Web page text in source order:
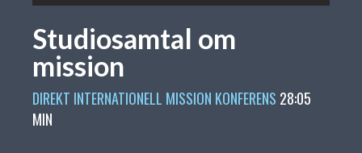
Studiosamtal om
mission
DIREKT INTERNATIONELL MISSION KONFERENS 28:05
MIN